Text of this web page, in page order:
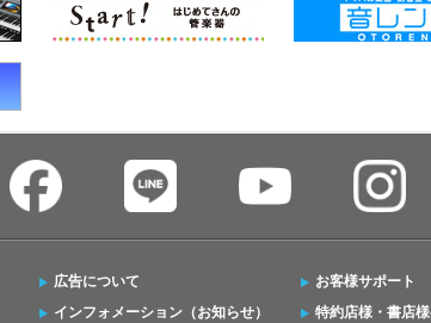
広告について
インフォメーション（お知らせ）
お客様サポート
特約店様・書店